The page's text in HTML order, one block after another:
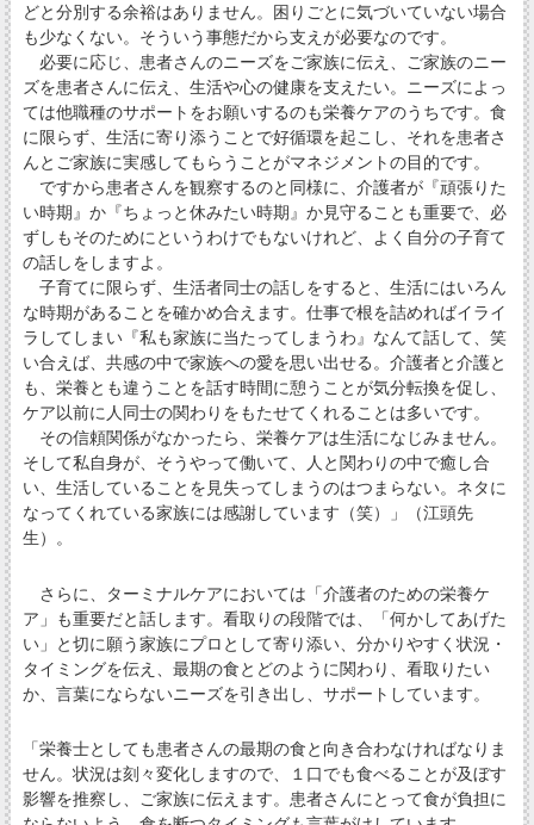
どと分別する余裕はありません。困りごとに気づいていない場合
も少なくない。そういう事態だから支えが必要なのです。
必要に応じ、患者さんのニーズをご家族に伝え、ご家族のニー
ズを患者さんに伝え、生活や心の健康を支えたい。ニーズによっ
ては他職種のサポートをお願いするのも栄養ケアのうちです。食
に限らず、生活に寄り添うことで好循環を起こし、それを患者さ
んとご家族に実感してもらうことがマネジメントの目的です。
ですから患者さんを観察するのと同様に、介護者が『頑張りた
い時期』か『ちょっと休みたい時期』か見守ることも重要で、必
ずしもそのためにというわけでもないけれど、よく自分の子育て
の話しをしますよ。
子育てに限らず、生活者同士の話しをすると、生活にはいろん
な時期があることを確かめ合えます。仕事で根を詰めればイライ
ラしてしまい『私も家族に当たってしまうわ』なんて話して、笑
い合えば、共感の中で家族への愛を思い出せる。介護者と介護と
も、栄養とも違うことを話す時間に憩うことが気分転換を促し、
ケア以前に人同士の関わりをもたせてくれることは多いです。
その信頼関係がなかったら、栄養ケアは生活になじみません。
そして私自身が、そうやって働いて、人と関わりの中で癒し合
い、生活していることを見失ってしまうのはつまらない。ネタに
なってくれている家族には感謝しています（笑）」（江頭先
生）。
さらに、ターミナルケアにおいては「介護者のための栄養ケ
ア」も重要だと話します。看取りの段階では、「何かしてあげた
い」と切に願う家族にプロとして寄り添い、分かりやすく状況・
タイミングを伝え、最期の食とどのように関わり、看取りたい
か、言葉にならないニーズを引き出し、サポートしています。
「栄養士としても患者さんの最期の食と向き合わなければなりま
せん。状況は刻々変化しますので、１口でも食べることが及ぼす
影響を推察し、ご家族に伝えます。患者さんにとって食が負担に